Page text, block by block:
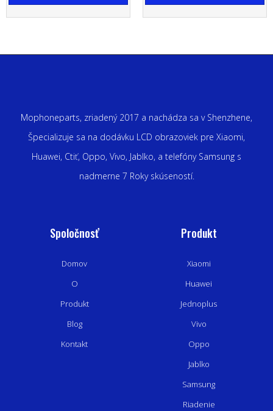
Mophoneparts, zriadený 2017 a nachádza sa v Shenzhene,
Špecializuje sa na dodávku LCD obrazoviek pre Xiaomi,
Huawei, Ctiť, Oppo, Vivo, Jablko, a telefóny Samsung s
nadmerne 7 Roky skúseností.
Spoločnosť
Domov
O
Produkt
Blog
Kontakt
Produkt
Xiaomi
Huawei
Jednoplus
Vivo
Oppo
Jablko
Samsung
Riadenie